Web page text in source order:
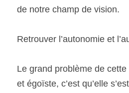
de notre champ de vision.
Retrouver l’autonomie et
Le grand problème de
et égoïste, c’est qu’elle